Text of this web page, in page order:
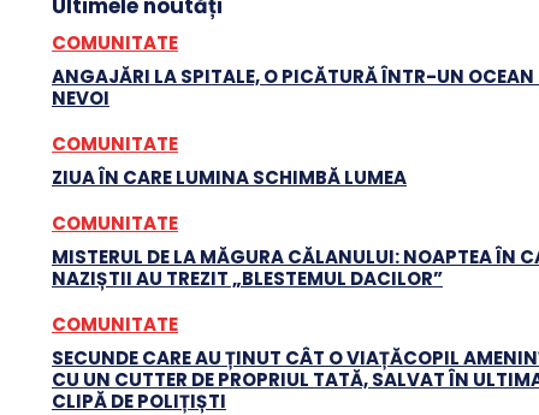
COMUNITATE
ANGAJĂRI LA SPITALE, O PICĂTURĂ ÎNTR-UN OCEAN
NEVOI
COMUNITATE
ZIUA ÎN CARE LUMINA SCHIMBĂ LUMEA
COMUNITATE
MISTERUL DE LA MĂGURA CĂLANULUI: NOAPTEA ÎN
NAZIȘTII AU TREZIT „BLESTEMUL DACILOR”
COMUNITATE
SECUNDE CARE AU ȚINUT CÂT O VIAȚĂCOPIL
CU UN CUTTER DE PROPRIUL TATĂ, SALVAT ÎN
CLIPĂ DE POLIȚIȘTI